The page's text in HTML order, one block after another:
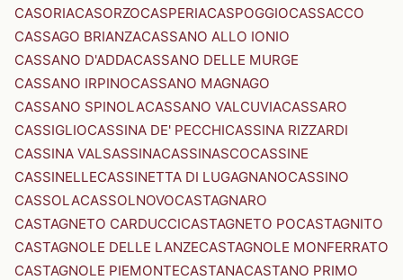
CASORIACASORZOCASPERIACASPOGGIOCASSACCO
CASSAGO BRIANZACASSANO ALLO IONIO
CASSANO D'ADDACASSANO DELLE MURGE
CASSANO IRPINOCASSANO MAGNAGO
CASSANO SPINOLACASSANO VALCUVIACASSARO
CASSIGLIOCASSINA DE' PECCHICASSINA RIZZARDI
CASSINA VALSASSINACASSINASCOCASSINE
CASSINELLECASSINETTA DI LUGAGNANOCASSINO
CASSOLACASSOLNOVOCASTAGNARO
CASTAGNETO CARDUCCICASTAGNETO POCASTAGNITO
CASTAGNOLE DELLE LANZECASTAGNOLE MONFERRATO
CASTAGNOLE PIEMONTECASTANACASTANO PRIMO